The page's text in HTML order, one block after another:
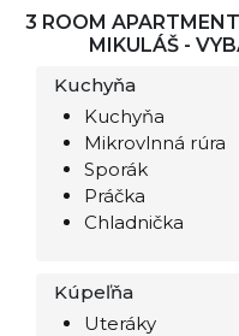
3 ROOM
MIKULÁŠ -
Kuchyňa
Kuchyňa
Mikrovlnná rúra
Sporák
Práčka
Chladnička
Kúpeľňa
Uteráky